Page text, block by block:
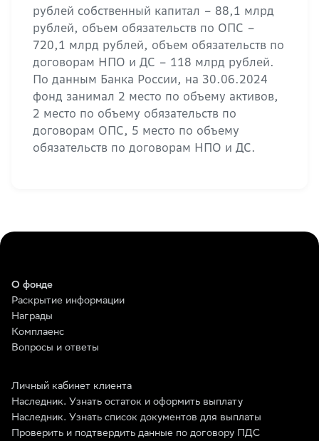
рублей собственный капитал – 88,1 млрд
рублей, объем обязательств по ОПС –
720,1 млрд рублей, объем обязательств по
договорам НПО и ДС – 118 млрд рублей.
По данным Банка России, на 30.06.2024
фонд занимал 2 место по объему активов,
2 место по объему обязательств по
договорам ОПС, 5 место по объему
обязательств по договорам НПО и ДС.
О фонде
Раскрытие информации
Награды
Комплаенс
Вопросы и ответы
Личный кабинет клиента
Наследник. Узнать остаток и оформить выплату
Наследник. Узнать список документов для выплаты
Проверить и подтвердить данные по договору ПДС